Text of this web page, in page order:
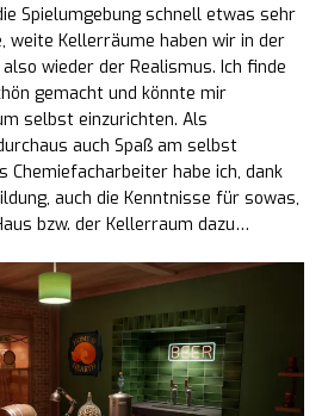
Spielumgebung schnell etwas sehr
weite Kellerräume haben wir in der
wieder der Realismus. Ich finde
gemacht und könnte mir
selbst einzurichten. Als
auch Spaß am selbst
Chemiefacharbeiter habe ich, dank
auch die Kenntnisse für sowas,
bzw. der Kellerraum dazu…